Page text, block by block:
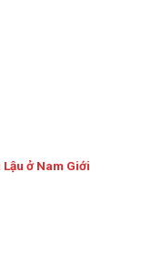
Lậu ở Nam Giới